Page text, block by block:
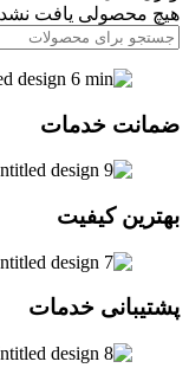
هیچ محصولی یافت
ضمانت خدمات
بهترین کیفیت
پشتیبانی خدمات